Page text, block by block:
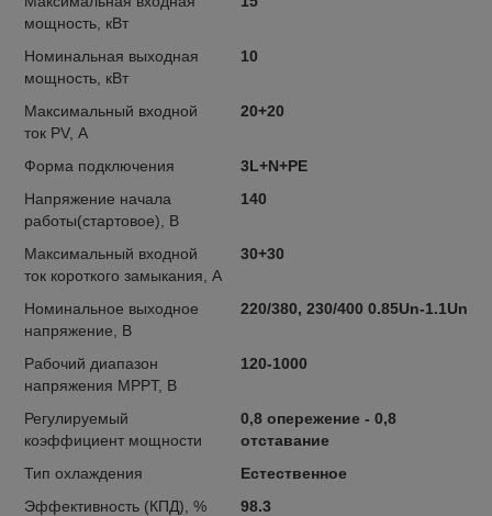
мощность, кВт
Номинальная выходная
мощность, кВт
10
Максимальный входной
ток PV, А
20+20
Форма подключения
3L+N+PE
Напряжение начала
работы(стартовое), В
140
Максимальный входной
ток короткого замыкания, А
30+30
Номинальное выходное
напряжение, В
220/380, 230/400 0.85Un-1.1Un
Рабочий диапазон
напряжения MPPT, В
120-1000
Регулируемый
коэффициент мощности
0,8 опережение - 0,8
отставание
Тип охлаждения
Естественное
Эффективность (КПД), %
98.3